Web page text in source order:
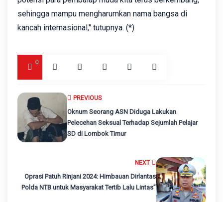
sehingga mampu mengharumkan nama bangsa di
kancah internasional," tutupnya. (*)
0
NEXT
Oprasi Patuh Rinjani 2024: Himbauan Dirlantas
Polda NTB untuk Masyarakat Tertib Lalu Lintas”
PREVIOUS
Oknum Seorang ASN Diduga Lakukan
Pelecehan Seksual Terhadap Sejumlah Pelajar
SD di Lombok Timur